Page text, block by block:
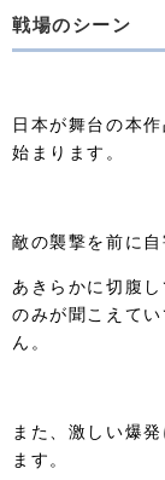
戦場のシーン
日本が舞台の本
始まります。
敵の襲撃を前に
あきらかに切腹
のみが聞こえて
ん。
また、激しい爆
ます。